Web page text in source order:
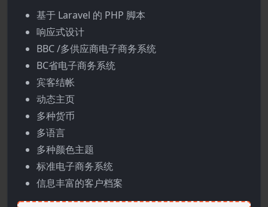
基于 Laravel 的 PHP 脚本
响应式设计
BBC /多供应商电子商务系统
BC省电子商务系统
宾客结帐
动态主页
多种货币
多语言
多种颜色主题
标准电子商务系统
信息丰富的客户档案